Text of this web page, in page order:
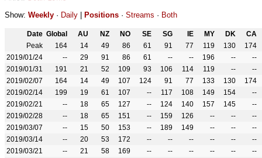
Show: Weekly · Daily Positions · Streams · Both
Date Global AU NZ NO SE SG IE MY DK
CA
Peak
164 14 49 86 61 91 77 119 130
174
2019/01/24
-- 29 91 86 61 -- -- 196 --
--
2019/01/31
191 21 52 109 93 106 114 119 --
--
2019/02/07
164 14 49 107 124 91 77 133 130
174
2019/02/14
199 19 61 107 -- 117 108 149 154
--
2019/02/21
-- 18 65 127 -- 124 140 157 145
--
2019/02/28
-- 18 65 151 -- 159 126 -- --
--
2019/03/07
-- 15 50 153 -- 189 149 -- --
--
2019/03/14
-- 20 53 172 -- -- -- -- --
--
2019/03/21
-- 21 58 169 -- -- -- -- --
--